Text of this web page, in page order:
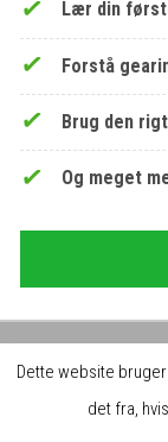
Lær din
Forstå
Brug den
Og meget
VI ANBEFALER
Dette website
det fra,
Hos daytrader.dk
kan vi blandt andet